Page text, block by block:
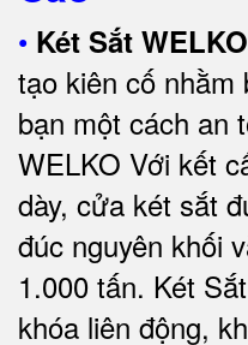
• Két Sắt WELKO
tạo kiên cố nhằm
bạn một cách an
WELKO Với kết
dày, cửa két sắt
đúc nguyên khối
1.000 tấn. Két
khóa liên động,